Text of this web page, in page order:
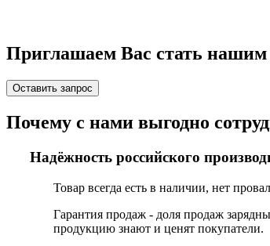
Приглашаем Вас стать нашим
Оставить запрос
Почему с нами выгодно
Надёжность российского
Товар всегда есть в наличии, нет
Гарантия продаж - доля продаж
продукцию знают и ценят покупатели.